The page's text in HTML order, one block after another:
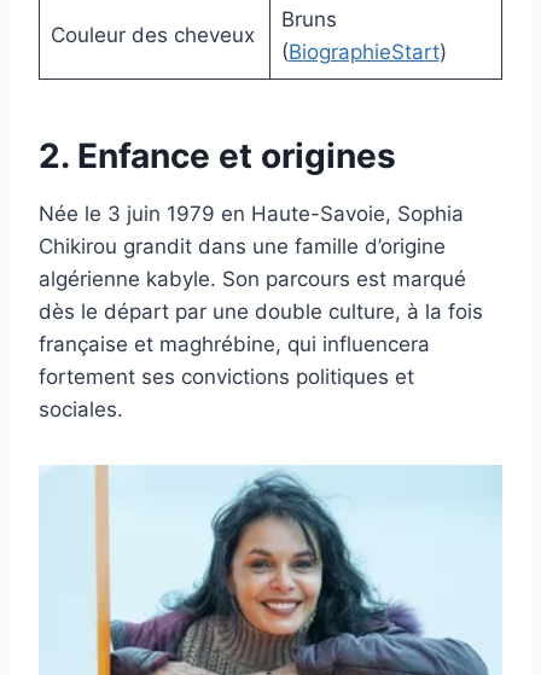
Couleur des cheveux
Bruns
(BiographieStart)
2. Enfance et origines
Née le 3 juin 1979 en Haute-Savoie, Sophia
Chikirou grandit dans une famille d’origine
algérienne kabyle. Son parcours est marqué
dès le départ par une double culture, à la fois
française et maghrébine, qui influencera
fortement ses convictions politiques et
sociales.